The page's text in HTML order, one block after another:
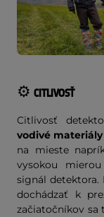
⚙️ CITLIVOSŤ
Citlivosť
vodivé materiály
na mieste
vysokou
signál detektora.
dochádzať k
začiatočníkov sa